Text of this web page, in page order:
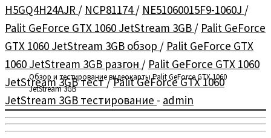
Обзор и тестирование видеокарты Palit GeForce GTX 1060
JetStream 3GB
H5GQ4H24AJR / NCP81174/ NE51060015F9-1060J /
Palit GeForce GTX 1060 JetStream 3GB / Palit GeForce
GTX 1060 JetStream 3GB обзор / Palit GeForce GTX
1060 JetStream 3GB разгон / Palit GeForce GTX 1060
JetStream 3GB тест/Palit GeForce GTX 1060
JetStream 3GB тестирование - admin